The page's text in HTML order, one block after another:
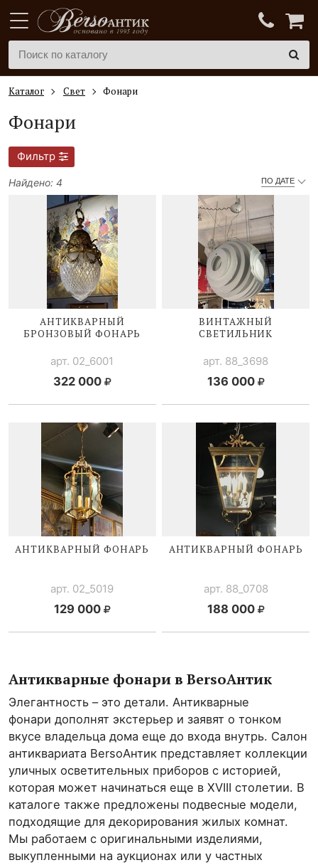
Каталог Свет Фонари
Фонари
Фильтр
ПО ДАТЕ
Найдено: 4
АНТИКВАРНЫЙ
БРОНЗОВЫЙ ФОНАРЬ
арт. 02_6001
322 000
ВИНТАЖНЫЙ
СВЕТИЛЬНИК
арт. 88_3698
136 000
АНТИКВАРНЫЙ ФОНАРЬ
арт. 02_5019
129 000
АНТИКВАРНЫЙ ФОНАРЬ
арт. 88_0708
188 000
Антикварные фонари в BersoАнтик
Элегантность – это детали. Антикварные
фонари дополнят экстерьер и заявят о тонком
вкусе владельца дома еще до входа внутрь. Салон
антиквариата BersoАнтик представляет коллекции
уличных осветительных приборов с историей,
которая может начинаться еще в XVIII столетии. В
каталоге также предложены подвесные модели,
подходящие для декорирования жилых комнат.
Мы работаем с оригинальными изделиями,
выкупленными на аукционах или у частных